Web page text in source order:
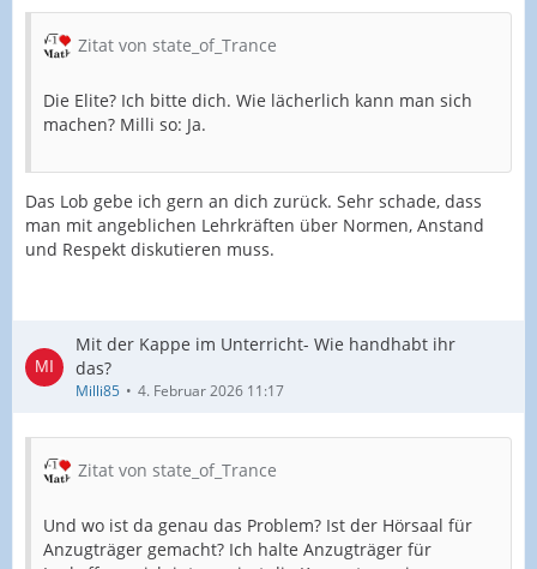
Zitat von state_of_Trance
Die Elite? Ich bitte dich. Wie lächerlich kann man sich
machen? Milli so: Ja.
Das Lob gebe ich gern an dich zurück. Sehr schade, dass
man mit angeblichen Lehrkräften über Normen, Anstand
und Respekt diskutieren muss.
Mit der Kappe im Unterricht- Wie handhabt ihr
das?
Milli85 4. Februar 2026 11:17
Zitat von state_of_Trance
Und wo ist da genau das Problem? Ist der Hörsaal für
Anzugträger gemacht? Ich halte Anzugträger für